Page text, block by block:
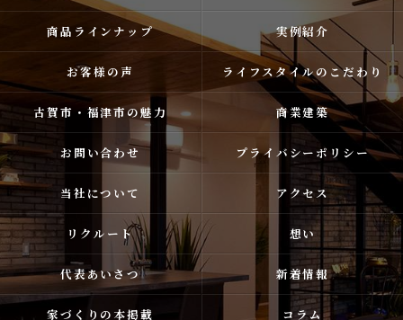
商品ラインナップ 実例紹介
お客様の声 ライフスタイルのこだわり
古賀市・福津市の魅力 商業建築
お問い合わせ プライバシーポリシー
当社について アクセス
リクルート 想い
代表あいさつ 新着情報
家づくりの本掲載 コラム